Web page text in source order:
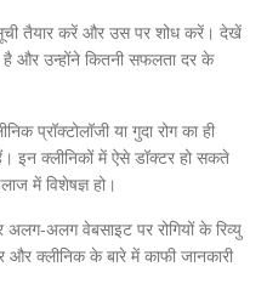
तैयार करें और उस पर शोध करें। देखें
और उन्होंने कितनी सफलता दर के
प्रॉक्टोलॉजी या गुदा रोग का ही
इन क्लीनिकों में ऐसे डॉक्टर हो सकते
में विशेषज्ञ हो।
अलग वेबसाइट पर रोगियों के रिव्यु
और क्लीनिक के बारे में काफी जानकारी